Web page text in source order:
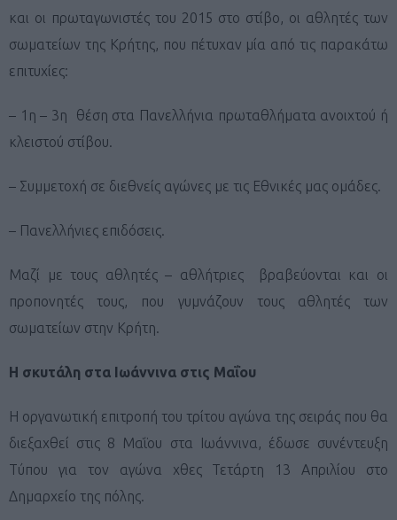
και οι πρωταγωνιστές του 2015 στο στίβο, οι αθλητές των
σωματείων της Κρήτης, που πέτυχαν μία από τις παρακάτω
επιτυχίες:
– 1η – 3η θέση στα Πανελλήνια πρωταθλήματα ανοιχτού ή
κλειστού στίβου.
– Συμμετοχή σε διεθνείς αγώνες με τις Εθνικές μας ομάδες.
– Πανελλήνιες επιδόσεις.
Μαζί με τους αθλητές – αθλήτριες βραβεύονται και οι
προπονητές τους, που γυμνάζουν τους αθλητές των
σωματείων στην Κρήτη.
Η σκυτάλη στα Ιωάννινα στις Μαΐου
Η οργανωτική επιτροπή του τρίτου αγώνα της σειράς που θα
διεξαχθεί στις 8 Μαΐου στα Ιωάννινα, έδωσε συνέντευξη
Τύπου για τον αγώνα χθες Τετάρτη 13 Απριλίου στο
Δημαρχείο της πόλης.